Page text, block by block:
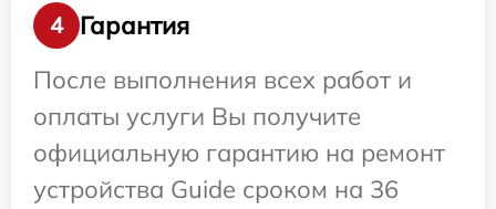
4
Гарантия
После выполнения всех работ и
оплаты услуги Вы получите
официальную гарантию на ремонт
устройства Guide сроком на 36